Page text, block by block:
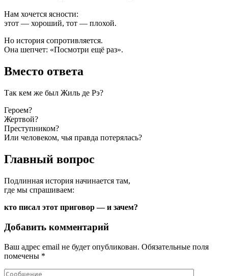
Нам хочется ясности:
этот — хороший, тот — плохой.
Но история сопротивляется.
Она шепчет: «Посмотри ещё раз».
Вместо ответа
Так кем же был Жиль де Рэ?
Героем?
Жертвой?
Преступником?
Или человеком, чья правда потерялась?
Главный вопрос
Подлинная история начинается там,
где мы спрашиваем:
кто писал этот приговор — и зачем?
Добавить комментарий
Ваш адрес email не будет опубликован. Обязательные поля
помечены *